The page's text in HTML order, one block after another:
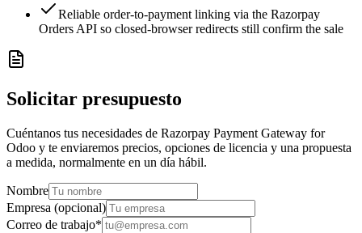
Reliable order-to-payment linking via the Razorpay
Orders API so closed-browser redirects still confirm the sale
Solicitar presupuesto
Cuéntanos tus necesidades de Razorpay Payment Gateway for
Odoo y te enviaremos precios, opciones de licencia y una propuesta
a medida, normalmente en un día hábil.
Nombre
Empresa (opcional)
Correo de trabajo*